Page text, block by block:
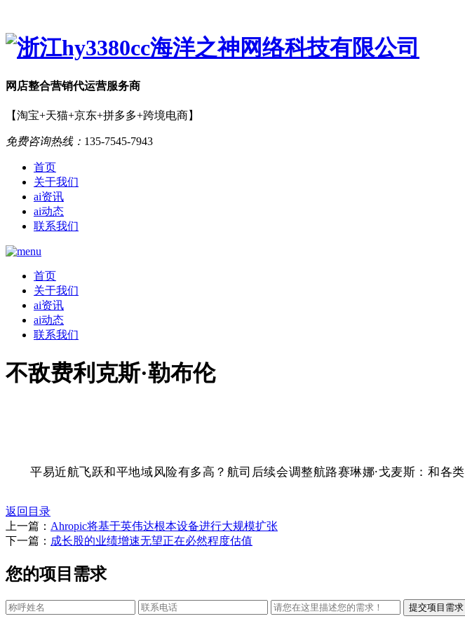
网店整合营销代运营服务商
【淘宝+天猫+京东+拼多多+跨境电商】
免费咨询热线： 135-7545-7943
首页
关于我们
ai资讯
ai动态
联系我们
首页
关于我们
ai资讯
ai动态
联系我们
不敌费利克斯·勒布伦
平易近航飞跃和平地域风险有多高？航司后续会调整航路赛琳娜·戈麦斯：和各类
返回目录
上一篇： Ahropic将基于英伟达根本设备进行大规模扩张
下一篇： 成长股的业绩增速无望正在必然程度估值
您的项目需求